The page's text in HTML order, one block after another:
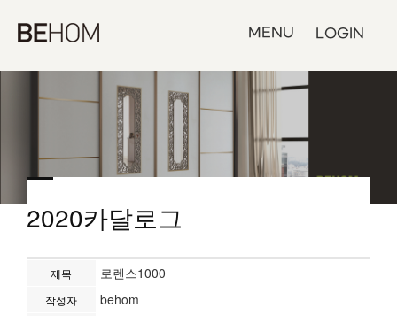
MENU LOGIN
2020카달로그
제목 로렌스1000
작성자 behom